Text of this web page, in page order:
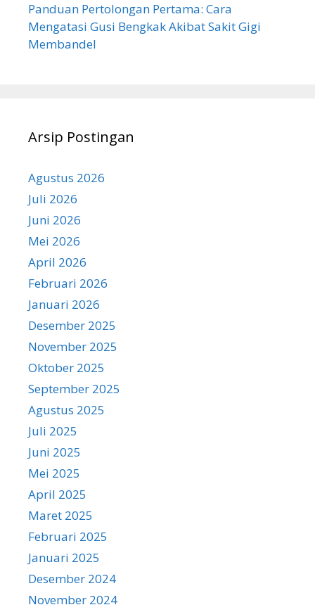
Panduan Pertolongan Pertama: Cara
Mengatasi Gusi Bengkak Akibat Sakit Gigi
Membandel
Arsip Postingan
Agustus 2026
Juli 2026
Juni 2026
Mei 2026
April 2026
Februari 2026
Januari 2026
Desember 2025
November 2025
Oktober 2025
September 2025
Agustus 2025
Juli 2025
Juni 2025
Mei 2025
April 2025
Maret 2025
Februari 2025
Januari 2025
Desember 2024
November 2024